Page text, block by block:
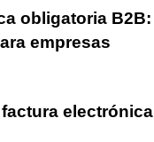
obligatoria B2B:
empresas
electrónica